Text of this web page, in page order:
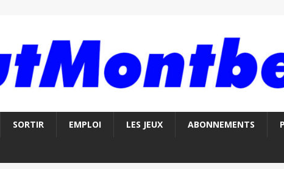
SORTIR EMPLOI LES JEUX ABONNEMENTS